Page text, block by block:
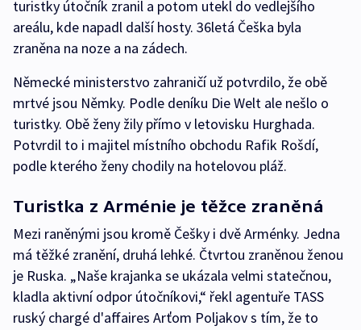
turistky útočník zranil a potom utekl do vedlejšího
areálu, kde napadl další hosty. 36letá Češka byla
zraněna na noze a na zádech.
Německé ministerstvo zahraničí už potvrdilo, že obě
mrtvé jsou Němky. Podle deníku Die Welt ale nešlo o
turistky. Obě ženy žily přímo v letovisku Hurghada.
Potvrdil to i majitel místního obchodu Rafik Rošdí,
podle kterého ženy chodily na hotelovou pláž.
Turistka z Arménie je těžce zraněná
Mezi raněnými jsou kromě Češky i dvě Arménky. Jedna
má těžké zranění, druhá lehké. Čtvrtou zraněnou ženou
je Ruska. „Naše krajanka se ukázala velmi statečnou,
kladla aktivní odpor útočníkovi,“ řekl agentuře TASS
ruský chargé d'affaires Arťom Poljakov s tím, že to